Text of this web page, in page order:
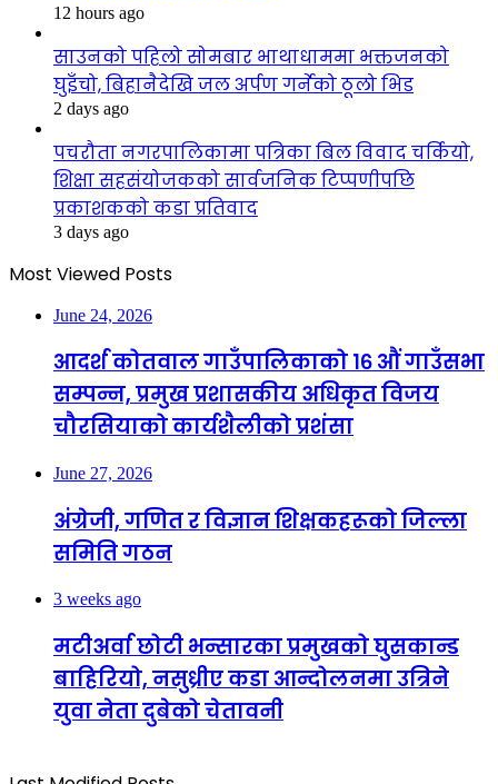
12 hours ago
साउनको पहिलो सोमबार भाथाधाममा भक्तजनको
घुइँचो, बिहानैदेखि जल अर्पण गर्नेको ठूलो भिड
2 days ago
पचरौता नगरपालिकामा पत्रिका बिल विवाद चर्कियो,
शिक्षा सहसंयोजकको सार्वजनिक टिप्पणीपछि
प्रकाशकको कडा प्रतिवाद
3 days ago
Most Viewed Posts
June 24, 2026
आदर्श कोतवाल गाउँपालिकाको १६ औं गाउँसभा
सम्पन्न, प्रमुख प्रशासकीय अधिकृत विजय
चौरसियाको कार्यशैलीको प्रशंसा
June 27, 2026
अंग्रेजी, गणित र विज्ञान शिक्षकहरूको जिल्ला
समिति गठन
3 weeks ago
मटीअर्वा छोटी भन्सारका प्रमुखको घुसकान्ड
बाहिरियो, नसुध्रीए कडा आन्दोलनमा उत्रिने
युवा नेता दुबेको चेतावनी